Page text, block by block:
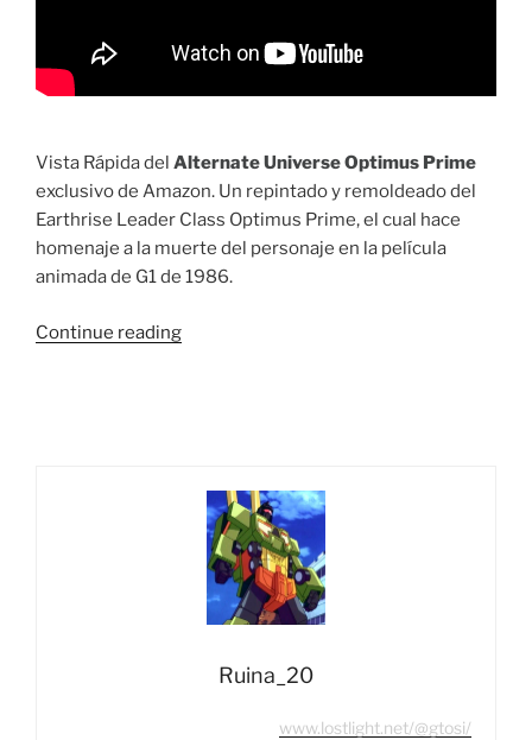
Vista Rápida del Alternate Universe Optimus Prime
exclusivo de Amazon. Un repintado y remoldeado del
Earthrise Leader Class Optimus Prime, el cual hace
homenaje a la muerte del personaje en la película
animada de G1 de 1986.
Continue reading“Vista
Alternate
Universe
Optimus
Prime
(Amazon
Ruina_20
www.lostlight.net/@gtosi/